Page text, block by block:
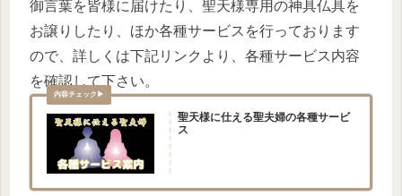
御言葉を皆様に届けたり、聖天様専用の神具仏具を
お譲りしたり、ほか各種サービスを行っております
ので、詳しくは下記リンクより、各種サービス内容
を確認して下さい。
聖天様に仕える聖夫婦の各種サービ
ス